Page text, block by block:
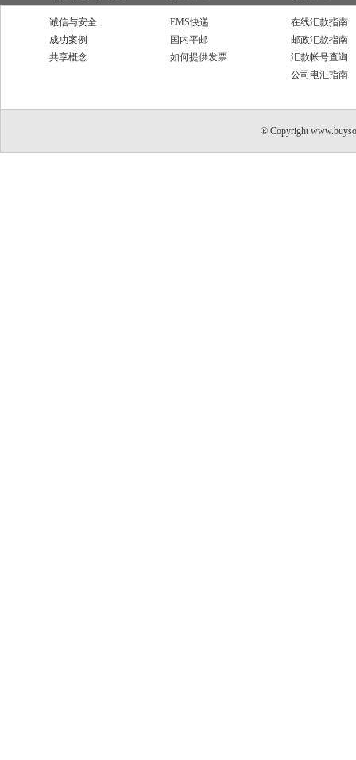
诚信与安全 EMS快递
在线汇款指南
成功案例
国内平邮
邮政汇款指南
共享概念
如何提供发票
汇款帐号查询
公司电汇指南
® Copyright